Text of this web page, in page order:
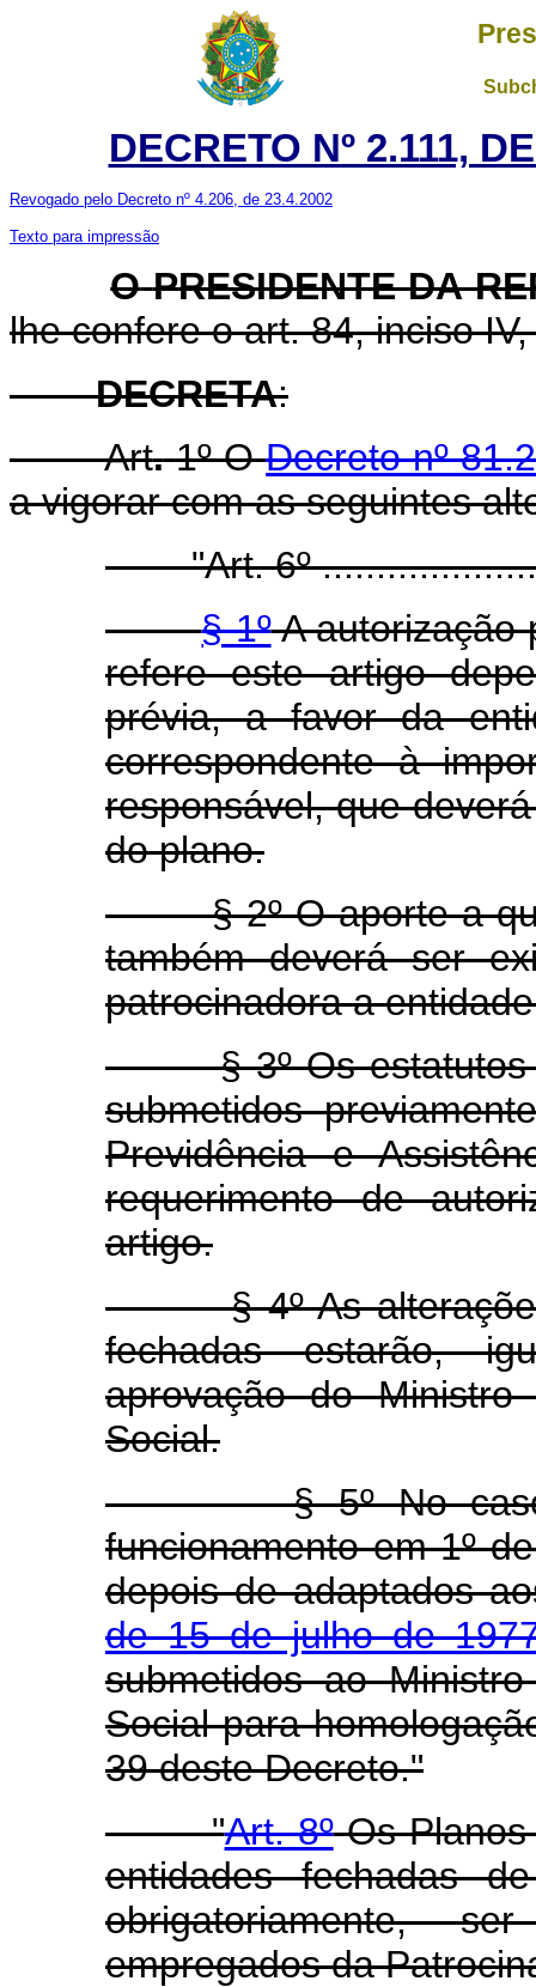
DECRETO Nº 2.111,
Revogado pelo Decreto nº 4.206, de 23.4.2002
Texto para impressão
O PRESIDENTE DA
lhe confere o art. 84, inciso
DECRETA:
Art. 1º ODecreto nº
a vigorar com as seguintes
"Art. 6º
§ 1ºA autorização
refere este artigo
prévia, a favor da
correspondente à
responsável, que
do plano.
§ 2º O aporte a que
também deverá ser
patrocinadora a
§ 3º Os estatutos
submetidos
Previdência e
requerimento de
artigo.
§ 4º As alterações
fechadas estarão,
aprovação do
Social.
§ 5º No caso de
funcionamento em 1º
depois de adaptados
de 15 de julho de
submetidos ao
Social para
39 deste Decreto."
"Art. 8ºOs Planos
entidades fechadas
obrigatoriamente,
empregados da